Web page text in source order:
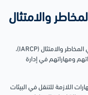
والامتثال
وهي شهادة مُعتمدة من الرابطة الدولية لمحترفي المخاطر والامتثال (IARCP)،
ومهاراتهم في إدارة
اللازمة للتنقل في البيئات